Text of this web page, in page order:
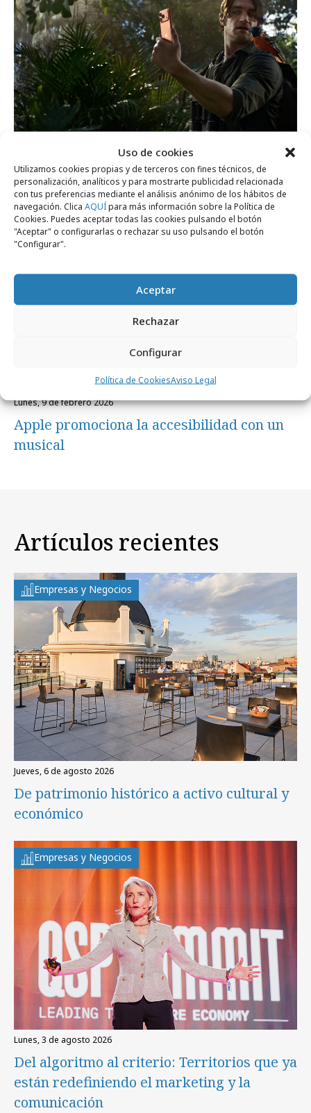
Uso de cookies
Utilizamos cookies propias y de terceros con fines técnicos, de
personalización, analíticos y para mostrarte publicidad relacionada
con tus preferencias mediante el análisis anónimo de los hábitos de
navegación. Clica AQUÍpara más información sobre la Política de
Cookies. Puedes aceptar todas las cookies pulsando el botón
"Aceptar" o configurarlas o rechazar su uso pulsando el botón
"Configurar".
Aceptar
Rechazar
Configurar
Política de CookiesAviso Legal
Orange anuncia facilidades para adquirir
el iPhone 17 Pro
La ESG de las marcas a examen
lunes, 9 de febrero 2026
Apple promociona la accesibilidad con un
musical
Artículos recientes
Empresas y Negocios
jueves, 6 de agosto 2026
De patrimonio histórico a activo cultural y
económico
Empresas y Negocios
lunes, 3 de agosto 2026
Del algoritmo al criterio: Territorios que ya
están redefiniendo el marketing y la
comunicación